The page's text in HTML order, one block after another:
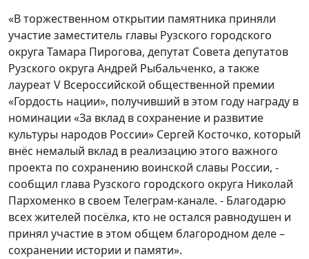
«В торжественном открытии памятника приняли
участие заместитель главы Рузского городского
округа Тамара Пирогова, депутат Совета депутатов
Рузского округа Андрей Рыбальченко, а также
лауреат V Всероссийской общественной премии
«Гордость нации», получивший в этом году награду в
номинации «За вклад в сохранение и развитие
культуры народов России» Сергей Косточко, который
внёс немалый вклад в реализацию этого важного
проекта по сохранению воинской славы России, -
сообщил глава Рузского городского округа Николай
Пархоменко в своем Телеграм-канале. - Благодарю
всех жителей посёлка, кто не остался равнодушен и
принял участие в этом общем благородном деле –
сохранении истории и памяти».